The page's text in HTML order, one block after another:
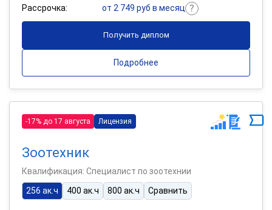
Рассрочка:
от 2 749 руб в месяц
Получить диплом
Подробнее
-17% до 17 августа Лицензия
Зоотехник
Квалификация: Специалист по зоотехнии
256 ак.ч
400 ак.ч 800 ак.ч Сравнить